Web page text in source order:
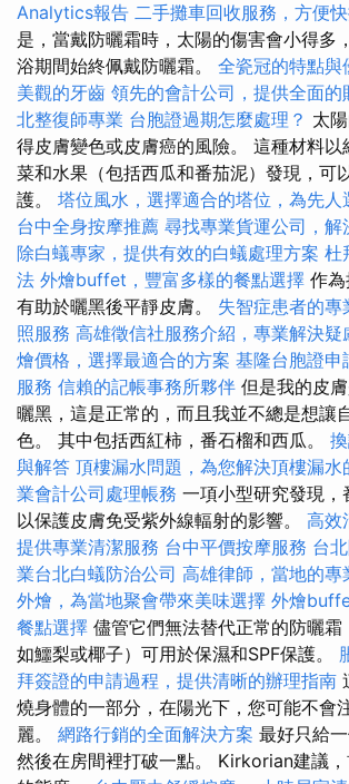
Analytics報告 二手攤車回收服務，方便
是，當戴防曬霜時，太陽的傷害會小得多
浴期間始終佩戴防曬霜。 全瓷冠的特點與
美觀的牙齒 領先的會計公司，提供全面的
北整復師專業 台胞證過期怎麼處理？ 太
得皮膚變色或皮膚癌的風險。 這種材料以
菜和水果（包括西瓜和番茄泥）發現，可
護。 塔位風水，選擇適合的塔位，為先人
台中全身按摩推薦 尋找專業貨運公司，解
除白蟻專家，提供有效的白蟻處理方案 杜
法 外燴buffet，豐富多樣的餐點選擇 作
有助於曬黑後平靜皮膚。 失智症患者的
照服務 高雄徵信社服務介紹，專業解決疑
燴價格，選擇最適合的方案 基隆台胞證申
服務 信賴的記帳事務所夥伴 但是我的皮
曬黑，這是正常的，而且我並不總是想讓
色。 其中包括西紅柿，番石榴和西瓜。
與解答 頂樓漏水問題，為您解決頂樓漏水
業會計公司處理帳務 一項小型研究發現，
以保護皮膚免受紫外線輻射的影響。 高效
提供專業清潔服務 台中平價按摩服務 台
業台北白蟻防治公司 高雄律師，當地的專
外燴，為當地聚會帶來美味選擇 外燴
餐點選擇 儘管它們無法替代正常的防曬霜
如鱷梨或椰子）可用於保濕和SPF保護。
拜簽證的申請過程，提供清晰的辦理指南
燒身體的一部分，在陽光下，您可能不會
麗。 網路行銷的全面解決方案 最好只給
然後在房間裡打破一點。 Kirkorian建議